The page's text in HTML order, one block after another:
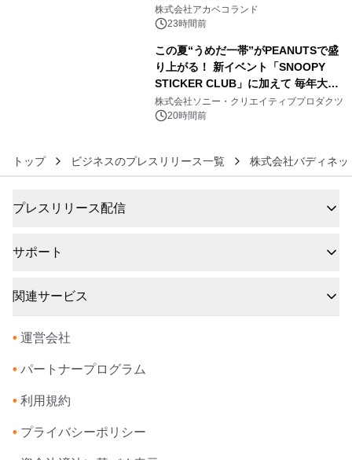
株式会社アカベコランド
23時間前
この夏“うめだ一帯”がPEANUTSで盛
り上がる！ 新イベント「SNOOPY
STICKER CLUB」に加えて 毎年大好
評阪急の「うめだスヌーピーフェステ
ィバル」、 グラングリーン大阪 ショ
初開催！
株式会社ソニー・クリエイティブプロダクツ
20時間前
トップ ビジネスのプレスリリース一覧 株式会社バディネッ
プレスリリース配信
サポート
関連サービス
• 運営会社
• パートナープログラム
• 利用規約
• プライバシーポリシー